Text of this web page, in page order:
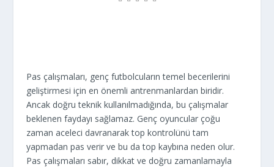
Pas çalışmaları, genç futbolcuların temel becerilerini
geliştirmesi için en önemli antrenmanlardan biridir.
Ancak doğru teknik kullanılmadığında, bu çalışmalar
beklenen faydayı sağlamaz. Genç oyuncular çoğu
zaman aceleci davranarak top kontrolünü tam
yapmadan pas verir ve bu da top kaybına neden olur.
Pas çalışmaları sabır, dikkat ve doğru zamanlamayla